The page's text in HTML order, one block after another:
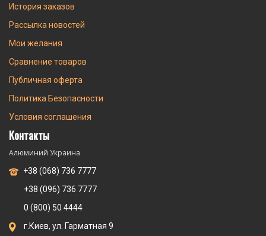
История заказов
Рассылка новостей
Мои желания
Сравнение товаров
Публичная оферта
Политика Безопасности
Условия соглашения
Контакты
Алюминий Украина
+38 (068) 736 7777
+38 (096) 736 7777
0 (800) 50 4444
г.Киев, ул. Гарматная 9